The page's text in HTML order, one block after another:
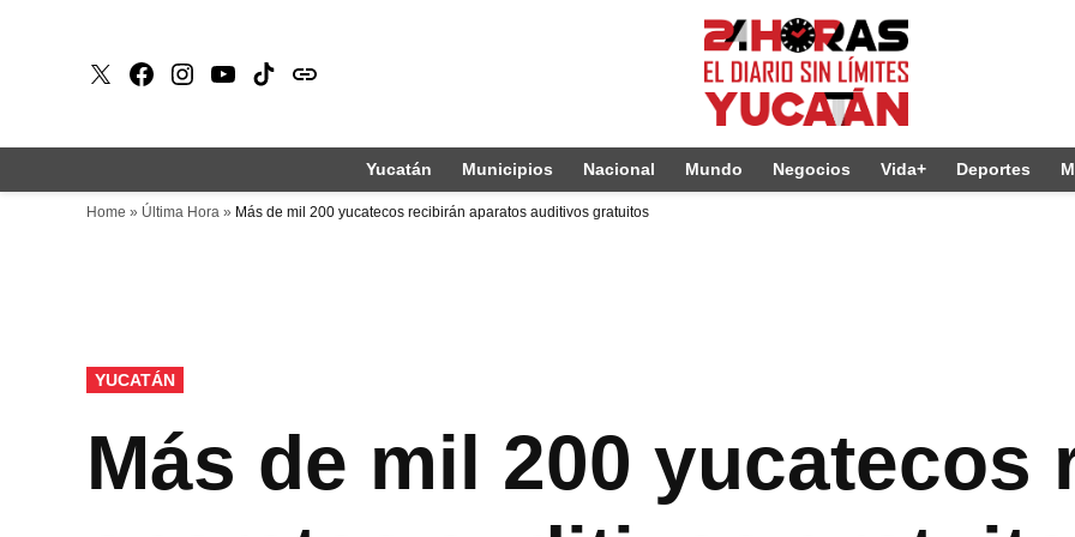
X Faceboook
Instagram
Youtube
Tiktokissuu
Yucatán Municipios Nacional Mundo Negocios Vida+ Deportes
Home » Última Hora » Más de mil 200 yucatecos recibirán aparatos auditivos gratuitos
PUBLICADO
EN
YUCATÁN
Más de mil 200 yucatecos